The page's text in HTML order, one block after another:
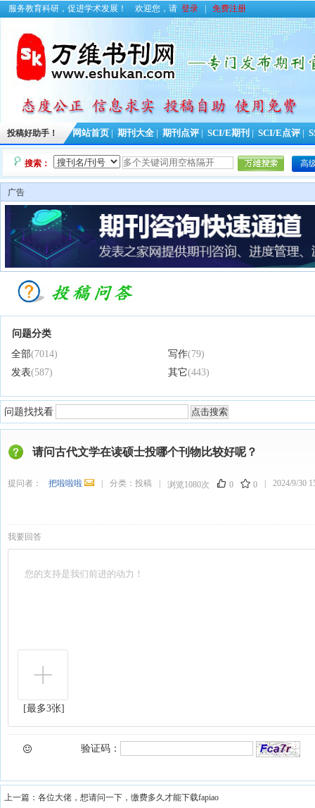
服务教育科研，促进学术发展！ 欢迎您，请 登录 免费注册
投稿好助手！ 网站首页 期刊大全 期刊点评 SCI/E期刊 SCI/E点评
搜索： 高
广告
问题分类
全部(7014) 写作(79)
发表(587) 其它(443)
问题找找看
请问古代文学在读硕士投哪个刊物比较好呢？
提问者： 把啦啦啦 分类： 投稿 浏览1080次 0 0 2024/9/30
我要回答
[最多3张]
验证码：
上一篇： 各位大佬，想请问一下，缴费多久才能下载fapiao